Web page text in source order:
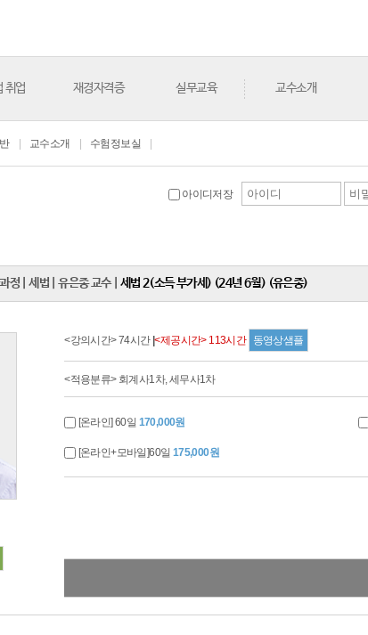
취업 재경자격증 실무교육 교수소개
교수소개 수험정보실
아이디저장
정 세법 유은종 교수 세법 2(소득 부가세) (24년 6월) (유은종)
<강의시간> 74시간 |<제공시간> 113시간 동영상샘플
<적용분류> 회계사1차, 세무사1차
[온라인] 60일 170,000원
[온라인+모바일]60일 175,000원